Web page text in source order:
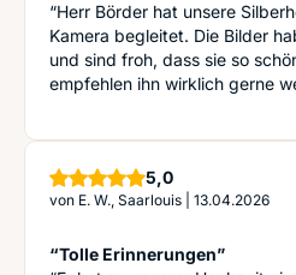
“Herr Börder hat unsere
Kamera begleitet. Die Bilder
und sind froh, dass sie so
empfehlen ihn wirklich gerne
5,0Sterne
von E. W., Saarlouis 13.04.2026
“Tolle Erinnerungen”